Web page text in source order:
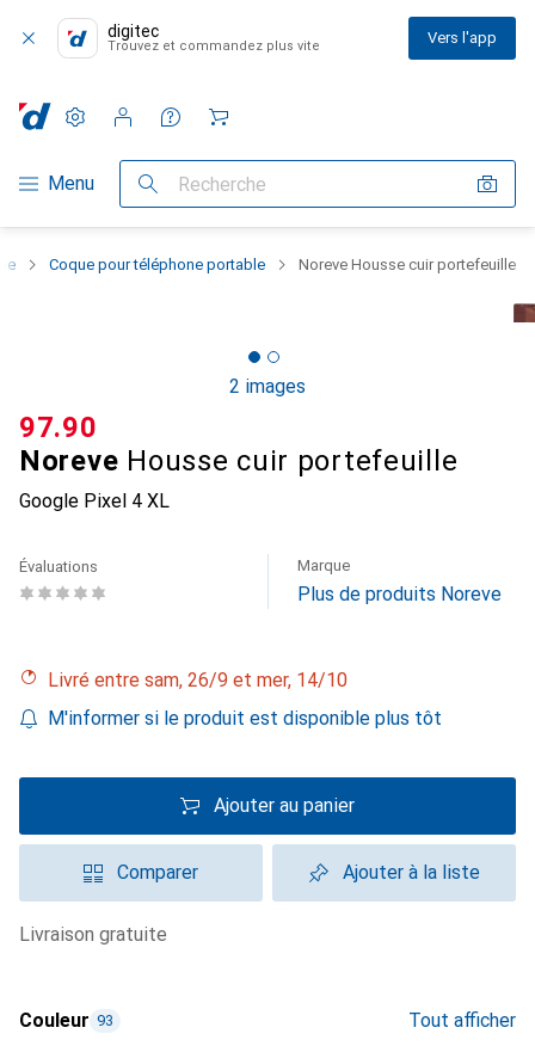
digitec
Trouvez et commandez plus vite Vers l'app
Navigation par catégorie
Menu Recherche
Paramètres
Compte client
Listes de comparaison
Listes d'envies
Panier
Coque pour téléphone portable Noreve Housse cuir portefeuille
2 images
Noreve Housse cuir portefeuille
Google Pixel 4 XL
CHF
97.90
Évaluations Marque
Plus de produits Noreve
Livré entre sam, 26/9 et mer, 14/10
M'informer si le produit est disponible plus tôt
Ajouter au panier
Comparer Ajouter à la liste
livraison gratuite
Couleur 93 Tout afficher